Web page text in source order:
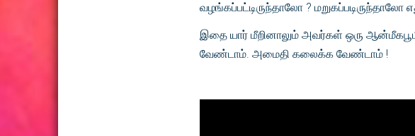
வழங்கப்பட்டிருந்தாலோ ?
இதை யார் மீறினாலும் அவர்கள் ஒரு
வேண்டாம். அமைதி கலைக்க வேண்டாம் !